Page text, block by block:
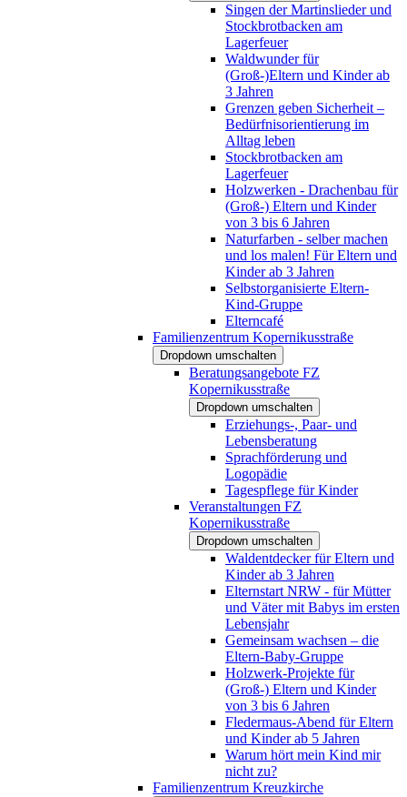
Singen der Martinslieder und
Stockbrotbacken am
Lagerfeuer
Waldwunder für
(Groß-)Eltern und Kinder ab
3 Jahren
Grenzen geben Sicherheit –
Bedürfnisorientierung im
Alltag leben
Stockbrotbacken am
Lagerfeuer
Holzwerken - Drachenbau für
(Groß-) Eltern und Kinder
von 3 bis 6 Jahren
Naturfarben - selber machen
und los malen! Für Eltern und
Kinder ab 3 Jahren
Selbstorganisierte Eltern-
Kind-Gruppe
Elterncafé
Familienzentrum Kopernikusstraße
Dropdown umschalten
Beratungsangebote FZ
Kopernikusstraße
Dropdown umschalten
Erziehungs-, Paar- und
Lebensberatung
Sprachförderung und
Logopädie
Tagespflege für Kinder
Veranstaltungen FZ
Kopernikusstraße
Dropdown umschalten
Waldentdecker für Eltern und
Kinder ab 3 Jahren
Elternstart NRW - für Mütter
und Väter mit Babys im ersten
Lebensjahr
Gemeinsam wachsen – die
Eltern-Baby-Gruppe
Holzwerk-Projekte für
(Groß-) Eltern und Kinder
von 3 bis 6 Jahren
Fledermaus-Abend für Eltern
und Kinder ab 5 Jahren
Warum hört mein Kind mir
nicht zu?
Familienzentrum Kreuzkirche